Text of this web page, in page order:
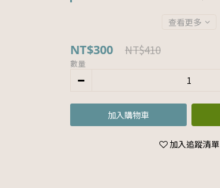
查看更多
NT$300 NT$410
數量
加入購物車
加入追蹤清單